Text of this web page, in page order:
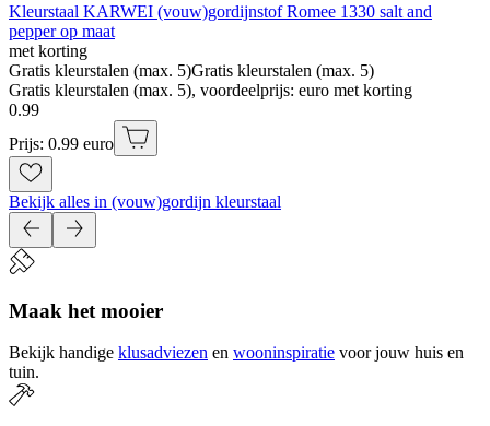
Kleurstaal KARWEI (vouw)gordijnstof Romee 1330 salt and
pepper op maat
met korting
Gratis kleurstalen (max. 5)Gratis kleurstalen (max. 5)
Gratis kleurstalen (max. 5), voordeelprijs: euro met korting
0.99
Prijs: 0.99 euro
Bekijk alles in (vouw)gordijn kleurstaal
Maak het mooier
Bekijk handige klusadviezen en wooninspiratie voor jouw huis en
tuin.